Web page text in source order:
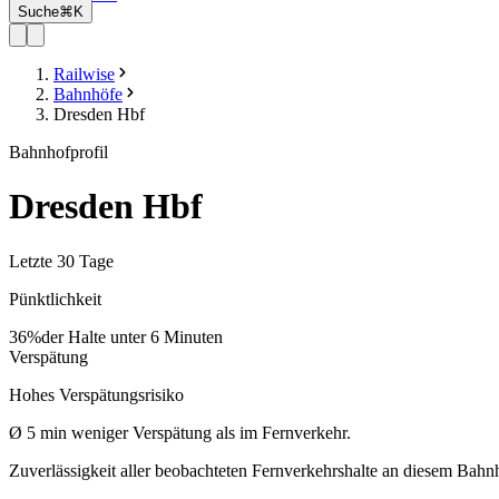
Suche⌘K
Railwise
Bahnhöfe
Dresden Hbf
Bahnhofprofil
Dresden Hbf
Letzte 30 Tage
Pünktlichkeit
36%der Halte unter 6 Minuten
Verspätung
Hohes Verspätungsrisiko
Ø 5 min weniger Verspätung als im Fernverkehr.
Zuverlässigkeit aller beobachteten Fernverkehrshalte an diesem